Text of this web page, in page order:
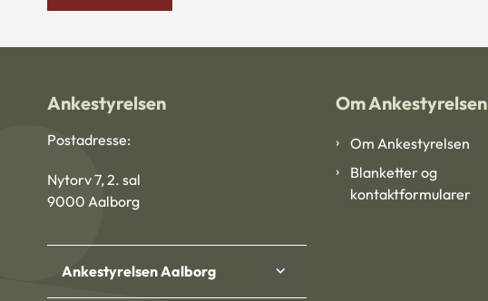
Ankestyrelsen
Postadresse:
Nytorv 7, 2. sal
9000 Aalborg
Ankestyrelsen Aalborg
Om Ankestyrelsen
Om Ankestyrelsen
Blanketter og
kontaktformularer